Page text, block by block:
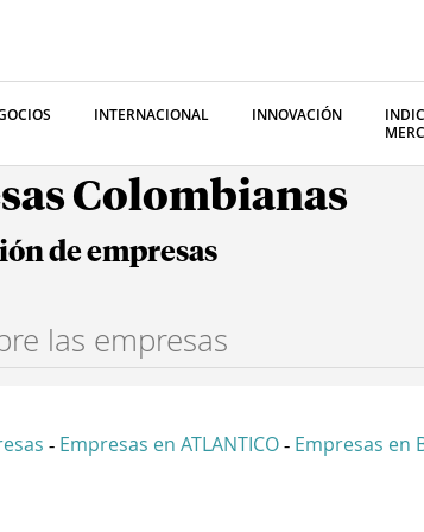
INTERNACIONAL INNOVACIÓN
Colombianas
de empresas
- Empresas en ATLANTICO - Empresas en